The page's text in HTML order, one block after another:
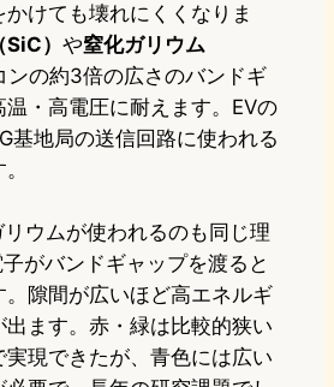
かけても壊れにくくなりま
） や窒化ガリウム
ンの約3倍の広さのバンドギ
温・高電圧に耐えます。EVの
基地局の送信回路に使われる
ウムが使われるのも同じ理
がバンドギャップを渡ると
。隙間が広いほど高エネルギ
ます。赤・緑は比較的狭い
現できたが、青色には広い